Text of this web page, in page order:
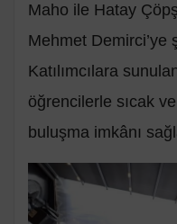
Maho ile Hatay
Mehmet Demirci’ye
Katılımcılara
öğrencilerle sıcak
buluşma imkânı